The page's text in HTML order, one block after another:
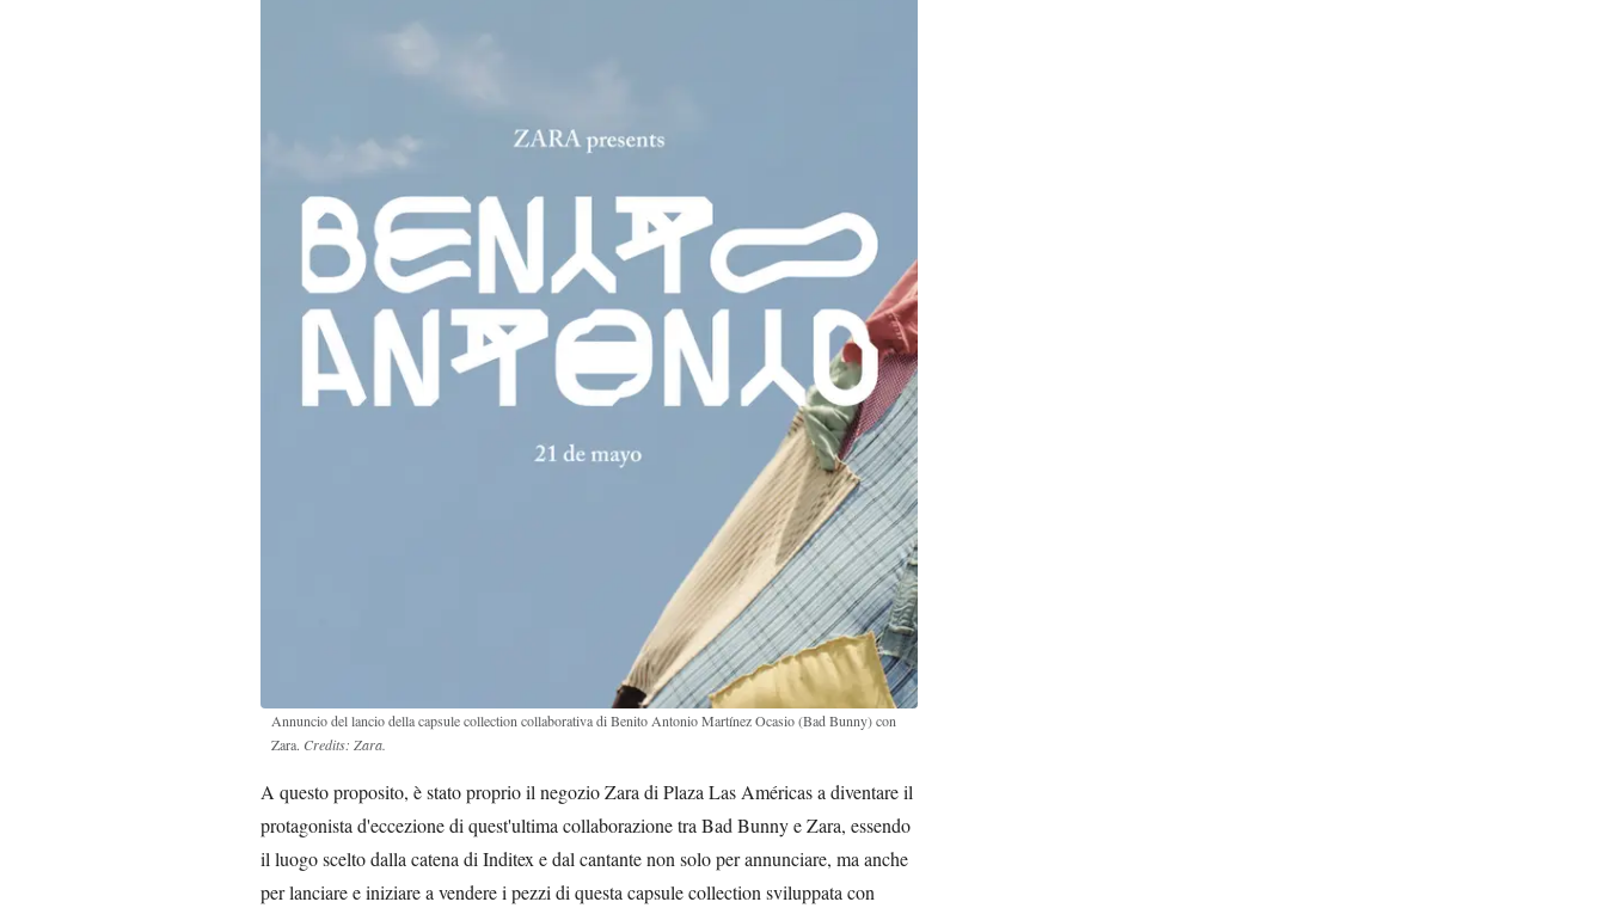
Annuncio del lancio della capsule collection collaborativa di Benito Antonio Martínez Ocasio (Bad Bunny) con
Zara. Credits: Zara.
A questo proposito, è stato proprio il negozio Zara di Plaza Las Américas a diventare il
protagonista d'eccezione di quest'ultima collaborazione tra Bad Bunny e Zara, essendo
il luogo scelto dalla catena di Inditex e dal cantante non solo per annunciare, ma anche
per lanciare e iniziare a vendere i pezzi di questa capsule collection sviluppata con